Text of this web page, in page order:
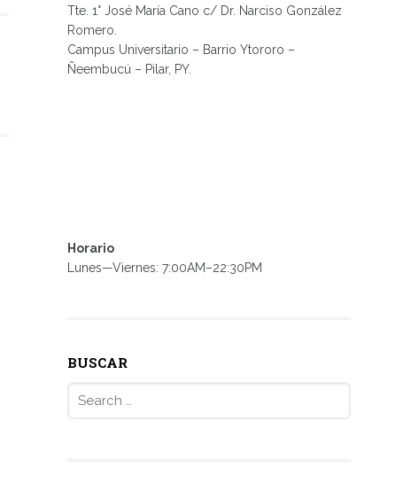
Tte. 1° José María Cano c/ Dr. Narciso González
Romero.
Campus Universitario – Barrio Ytororo –
Ñeembucú – Pilar, PY.
Horario
Lunes—Viernes: 7:00AM–22:30PM
BUSCAR